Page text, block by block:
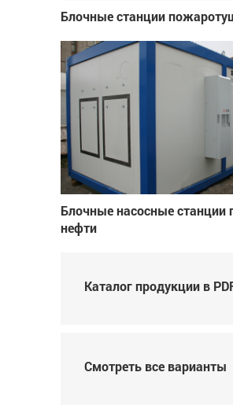
Блочные станции
Блочные насосные станции
нефти
Каталог продукции в
Смотреть все варианты